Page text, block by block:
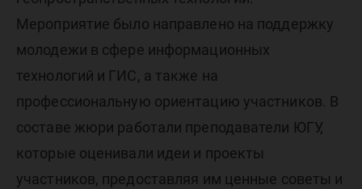
Мероприятие было направлено на поддержку
молодежи в сфере информационных
технологий и ГИС, а также на
профессиональную ориентацию участников. В
составе жюри работали преподаватели ЮГУ,
которые оценивали идеи и проекты
участников, предоставляя им ценные советы и